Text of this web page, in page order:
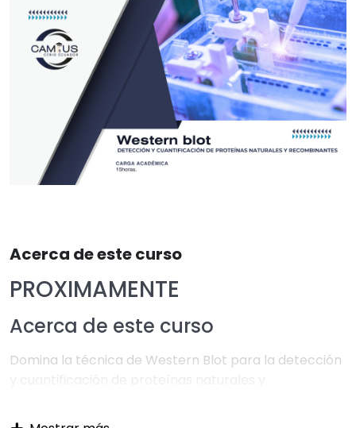
Acerca de este curso
PROXIMAMENTE
Acerca de este curso
Domina la técnica de Western Blot para la detección
y cuantificación de proteínas naturales y
hasta el análisis digital de imágenes. Mediante una
$60,00 + AGREGAR